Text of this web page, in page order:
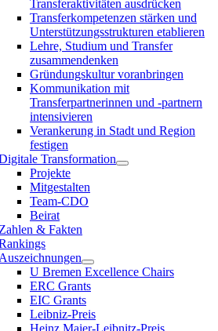
Transferaktivitäten ausdrücken
Transferkompetenzen stärken und
Unterstützungsstrukturen etablieren
Lehre, Studium und Transfer
zusammendenken
Gründungskultur voranbringen
Kommunikation mit
Transferpartnerinnen und -partnern
intensivieren
Verankerung in Stadt und Region
festigen
Transformation
Projekte
Mitgestalten
Team-CDO
Beirat
Zahlen & Fakten
Auszeichnungen
U Bremen Excellence Chairs
ERC Grants
EIC Grants
Leibniz-Preis
Heinz Maier-Leibnitz-Preis